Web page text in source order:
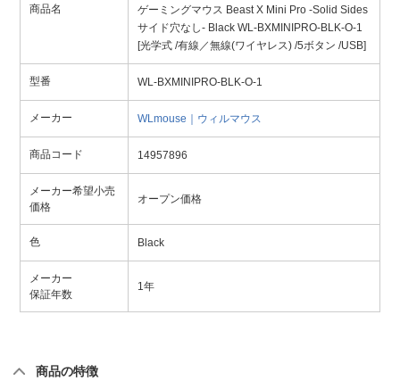
商品名
ゲーミングマウス Beast X Mini Pro -Solid Sides
サイド穴なし- Black WL-BXMINIPRO-BLK-O-1
[光学式 /有線／無線(ワイヤレス) /5ボタン /USB]
型番 WL-BXMINIPRO-BLK-O-1
メーカー WLmouse｜ウィルマウス
商品コード 14957896
メーカー希望小売
価格
オープン価格
色 Black
メーカー
保証年数
1年
商品の特徴